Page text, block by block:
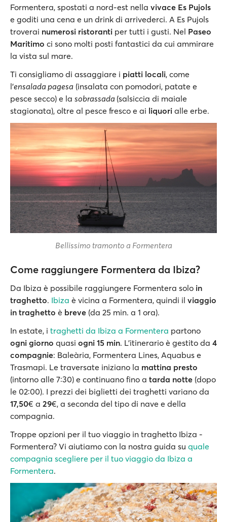
Formentera, spostati a nord-est nella vivace Es Pujols
e goditi una cena e un drink di arrivederci. A Es Pujols
troverai numerosi ristoranti per tutti i gusti. Nel Paseo
Maritimo ci sono molti posti fantastici da cui ammirare
la vista sul mare.
Ti consigliamo di assaggiare i piatti locali, come
l'ensalada pagesa (insalata con pomodori, patate e
pesce secco) e la sobrassada (salsiccia di maiale
stagionata), oltre al pesce fresco e ai liquori alle erbe.
Bellissimo tramonto a Formentera
Come raggiungere Formentera da Ibiza?
Da Ibiza è possibile raggiungere Formentera solo in
traghetto. Ibiza è vicina a Formentera, quindi il viaggio
in traghetto è breve (da 25 min. a 1 ora).
In estate, i traghetti da Ibiza a Formentera partono
ogni giorno quasi ogni 15 min. L'itinerario è gestito da 4
compagnie: Baleària, Formentera Lines, Aquabus e
Trasmapi. Le traversate iniziano la mattina presto
(intorno alle 7:30) e continuano fino a tarda notte (dopo
le 02:00). I prezzi dei biglietti dei traghetti variano da
17,50€ a 29€, a seconda del tipo di nave e della
compagnia.
Troppe opzioni per il tuo viaggio in traghetto Ibiza -
Formentera? Vi aiutiamo con la nostra guida su quale
compagnia scegliere per il tuo viaggio da Ibiza a
Formentera.